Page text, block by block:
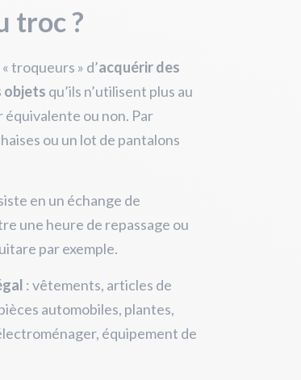
troc ?
troqueurs » d’acquérir des
objets qu’ils n’utilisent plus au
équivalente ou non. Par
ou un lot de pantalons
en un échange de
une heure de repassage ou
par exemple.
: vêtements, articles de
automobiles, plantes,
équipement de